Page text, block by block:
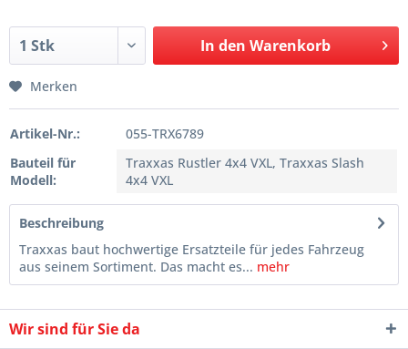
In den Warenkorb
Merken
Artikel-Nr.:
055-TRX6789
Bauteil für
Modell:
Traxxas Rustler 4x4 VXL, Traxxas Slash
4x4 VXL
Beschreibung
Traxxas baut hochwertige Ersatzteile für jedes Fahrzeug
aus seinem Sortiment. Das macht es... mehr
Wir sind für Sie da